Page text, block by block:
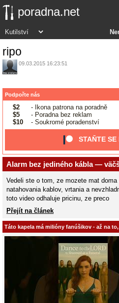
poradna.net
ripo
09.03.2015 16:23:51
Podpořte nás
$2
- Ikona patrona na poradně
$5
- Poradna bez reklam
$10
- Soukromé poradenství
STAŇTE SE
Alarm bez jediného kábla —
Vedeli ste o tom, ze mozete mat
natahovania kablov, vrtania a
toto video odhaluje pricinu, ze preco
Přejít na článek
Táto kapela má milióny fanúšikov - až na